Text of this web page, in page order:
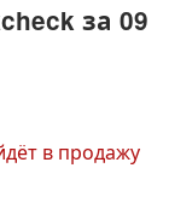
за 09
в продажу